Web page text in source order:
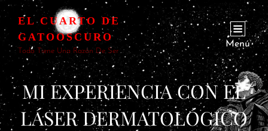
EL CUARTO DE
GATOOSCURO
Todo Tiene Una Razón De Ser
Menú
MI EXPERIENCIA CON EL
LÁSER DERMATOLÓGICO